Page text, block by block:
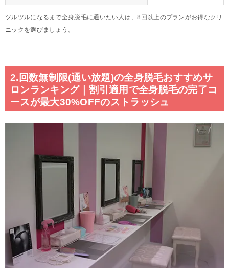
ツルツルになるまで全身脱毛に通いたい人は、8回以上のプランがお得なクリ
ニックを選びましょう。
2.回数無制限(通い放題)の全身脱毛おすすめサ
ロンランキング｜割引適用で全身脱毛の完了コ
ースが最大30%OFFのストラッシュ